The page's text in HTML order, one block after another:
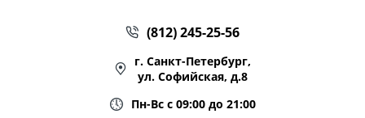
(812) 245-25-56
г. Санкт-Петербург,
ул. Софийская, д.8
Пн-Вс с 09:00 до 21:00